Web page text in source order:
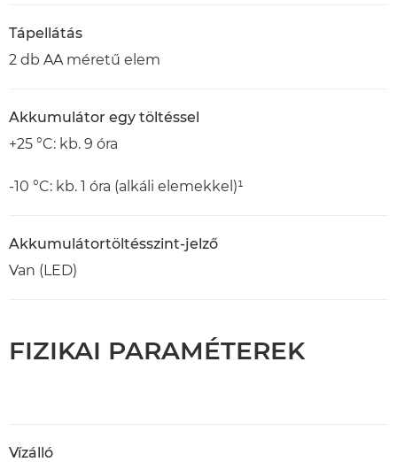
Tápellátás
2 db AA méretű elem
Akkumulátor egy töltéssel
+25 °C: kb. 9 óra
-10 °C: kb. 1 óra (alkáli elemekkel)¹
Akkumulátortöltésszint-jelző
Van (LED)
FIZIKAI PARAMÉTEREK
Vízálló